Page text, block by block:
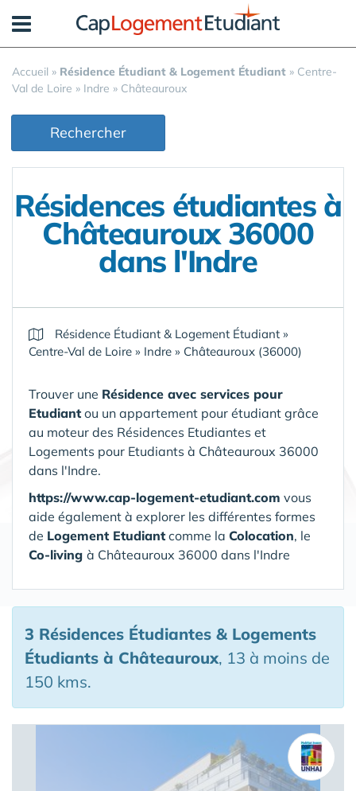
Accueil » Résidence Étudiant & Logement Étudiant » Centre-
Val de Loire » Indre » Châteauroux
Rechercher
Résidences étudiantes à
Châteauroux 36000
dans l'Indre
Résidence Étudiant & Logement Étudiant »
Centre-Val de Loire » Indre » Châteauroux (36000)
Trouver une Résidence avec services pour
Etudiant ou un appartement pour étudiant grâce
au moteur des Résidences Etudiantes et
Logements pour Etudiants à Châteauroux 36000
dans l'Indre.
https://www.cap-logement-etudiant.com vous
aide également à explorer les différentes formes
de Logement Etudiant comme la Colocation, le
Co-living à Châteauroux 36000 dans l'Indre
3 Résidences Étudiantes & Logements
Étudiants à Châteauroux, 13 à moins de
150 kms.